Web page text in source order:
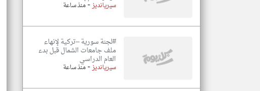
سيريانديز-منذ ساعة
#لجنة سورية –تركية لإنهاء
ملف جامعات الشمال قبل بدء
العام الدراسي
سيريانديز-منذ ساعة